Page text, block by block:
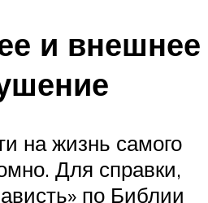
и внешнее
на жизнь самого
Для справки,
по Библии